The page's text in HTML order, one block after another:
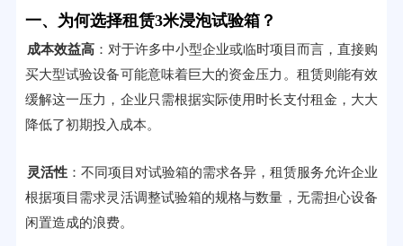
一、为何选择租赁3米浸泡试验箱？
成本效益高：对于许多中小型企业或临时项目而言，直接购
买大型试验设备可能意味着巨大的资金压力。租赁则能有效
缓解这一压力，企业只需根据实际使用时长支付租金，大大
降低了初期投入成本。
灵活性：不同项目对试验箱的需求各异，租赁服务允许企业
根据项目需求灵活调整试验箱的规格与数量，无需担心设备
闲置造成的浪费。